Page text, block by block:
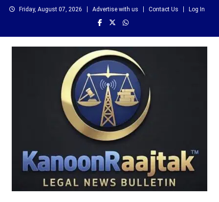
Skip
Friday, August 07, 2026 Advertise with us Contact Us Log In